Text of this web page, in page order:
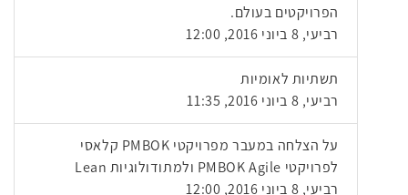
הפרויקטים בעולם.
רביעי, 8 ביוני 2016, 12:00
תשתיות לאומיות
רביעי, 8 ביוני 2016, 11:35
על הצלחה במעבר מפרויקטי PMBOK קלאסי
לפרויקטי PMBOK Agile ולמתודולוגיות Lean
רביעי, 8 ביוני 2016, 12:00